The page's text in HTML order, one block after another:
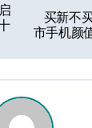
买新不
市手机颜